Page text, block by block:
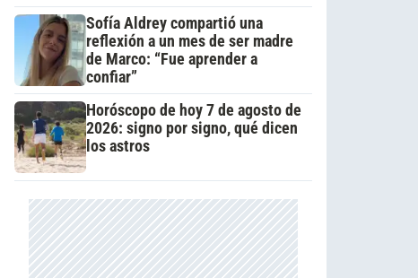
Sofía Aldrey compartió una
reflexión a un mes de ser madre
de Marco: “Fue aprender a
confiar”
Horóscopo de hoy 7 de agosto de
2026: signo por signo, qué dicen
los astros